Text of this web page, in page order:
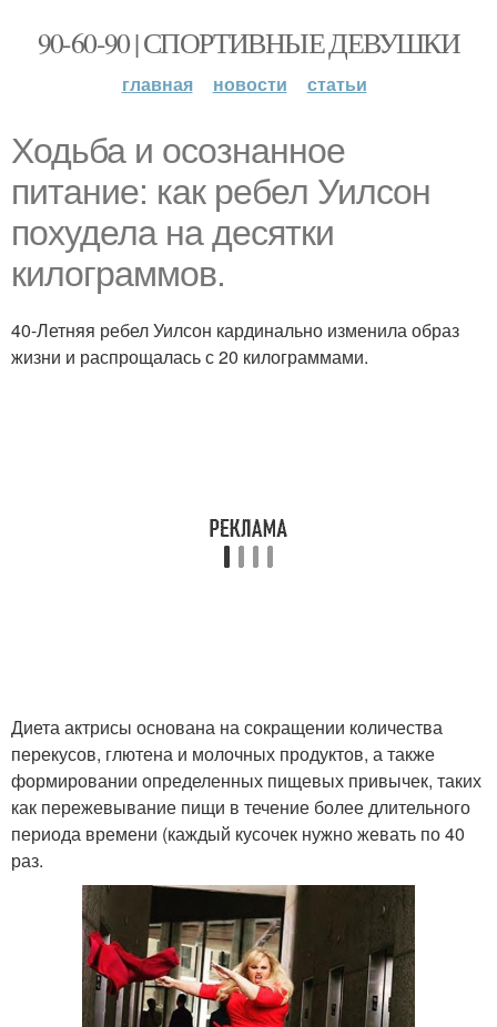
90-60-90 | СПОРТИВНЫЕ ДЕВУШКИ
главная новости статьи
Ходьба и осознанное
питание: как ребел Уилсон
похудела на десятки
килограммов.
40-Летняя ребел Уилсон кардинально изменила образ
жизни и распрощалась с 20 килограммами.
Диета актрисы основана на сокращении количества
перекусов, глютена и молочных продуктов, а также
формировании определенных пищевых привычек, таких
как пережевывание пищи в течение более длительного
периода времени (каждый кусочек нужно жевать по 40
раз.